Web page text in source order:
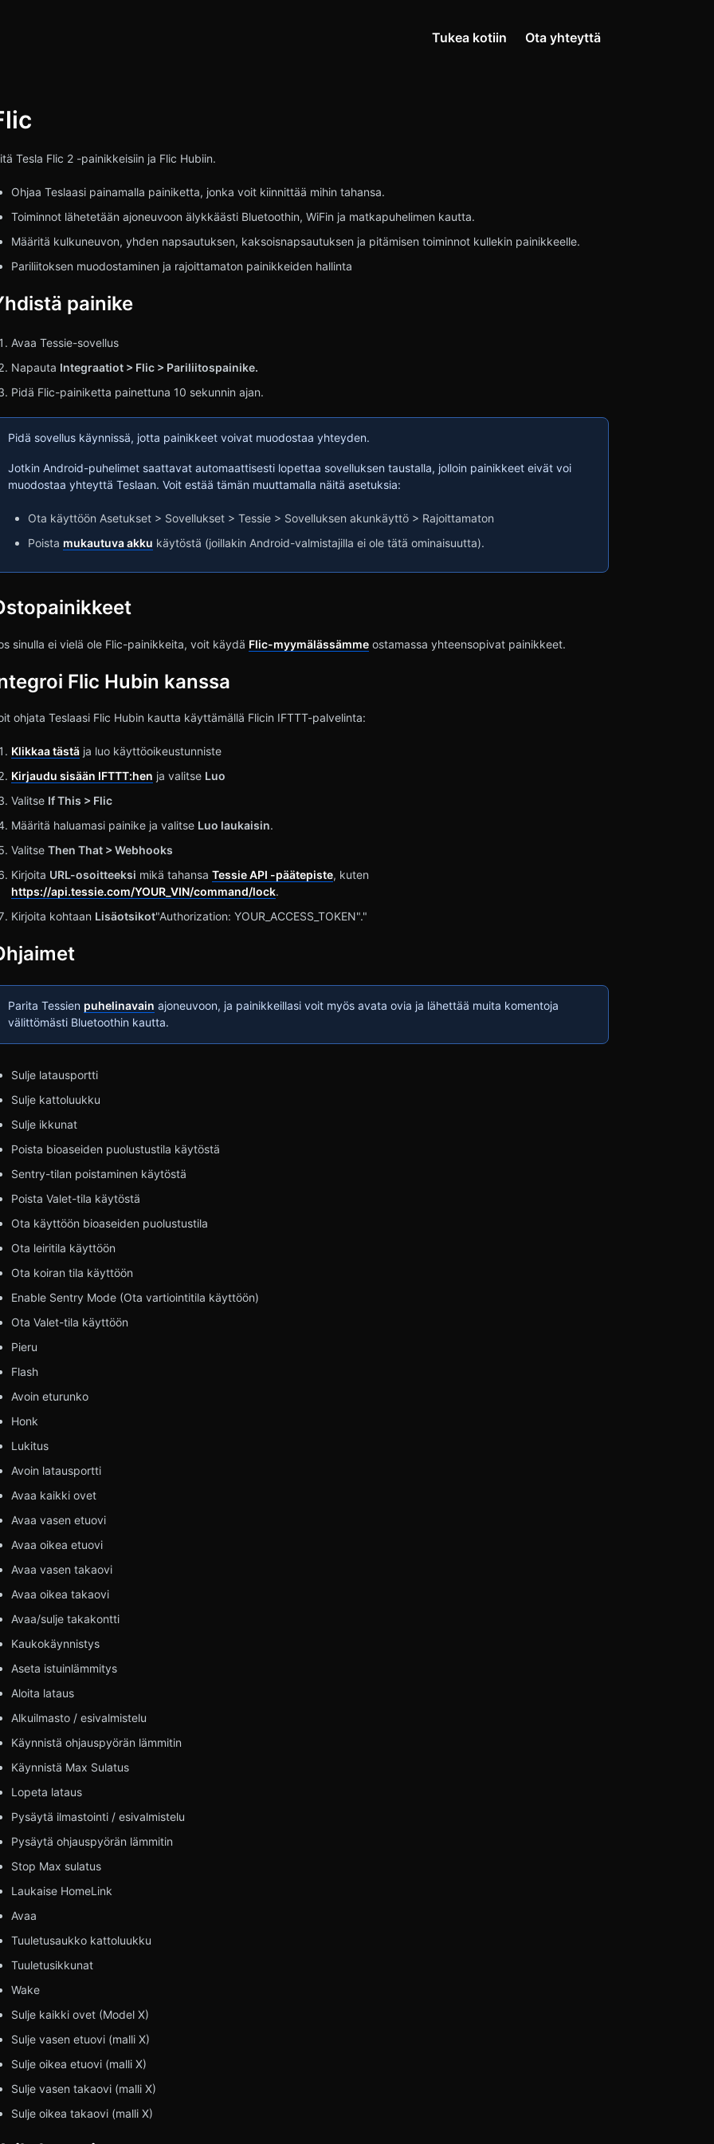
Tukea kotiin Ota yhteyttä
Tesla Flic 2 -painikkeisiin ja Flic Hubiin.
Ohjaa Teslaasi painamalla painiketta, jonka voit kiinnittää mihin tahansa.
Toiminnot lähetetään ajoneuvoon älykkäästi Bluetoothin, WiFin ja matkapuhelimen kautta.
Määritä kulkuneuvon, yhden napsautuksen, kaksoisnapsautuksen ja pitämisen toiminnot kullekin painikkeelle.
Pariliitoksen muodostaminen ja rajoittamaton painikkeiden hallinta
painike
Avaa Tessie-sovellus
Napauta Integraatiot > Flic > Pariliitospainike.
Pidä Flic-painiketta painettuna 10 sekunnin ajan.
Pidä sovellus käynnissä, jotta painikkeet voivat muodostaa yhteyden.
Jotkin Android-puhelimet saattavat automaattisesti lopettaa sovelluksen taustalla, jolloin painikkeet eivät voi
muodostaa yhteyttä Teslaan. Voit estää tämän muuttamalla näitä asetuksia:
Ota käyttöön Asetukset > Sovellukset > Tessie > Sovelluksen akunkäyttö > Rajoittamaton
Poista mukautuva akku käytöstä (joillakin Android-valmistajilla ei ole tätä ominaisuutta).
sinulla ei vielä ole Flic-painikkeita, voit käydä Flic-myymälässämmeostamassa yhteensopivat painikkeet.
Flic Hubin kanssa
ohjata Teslaasi Flic Hubin kautta käyttämällä Flicin IFTTT-palvelinta:
Klikkaa tästäja luo käyttöoikeustunniste
Kirjaudu sisään IFTTT:hen ja valitse Luo
Valitse If This > Flic
Määritä haluamasi painike ja valitse Luo laukaisin.
Valitse Then That > Webhooks
Kirjoita URL-osoitteeksi mikä tahansa Tessie API -päätepiste, kuten
https://api.tessie.com/YOUR_VIN/command/lock.
Kirjoita kohtaan Lisäotsikot"Authorization: YOUR_ACCESS_TOKEN"."
Parita Tessien puhelinavain ajoneuvoon, ja painikkeillasi voit myös avata ovia ja lähettää muita komentoja
välittömästi Bluetoothin kautta.
Sulje latausportti
Sulje kattoluukku
Sulje ikkunat
Poista bioaseiden puolustustila käytöstä
Sentry-tilan poistaminen käytöstä
Poista Valet-tila käytöstä
Ota käyttöön bioaseiden puolustustila
Ota leiritila käyttöön
Ota koiran tila käyttöön
Enable Sentry Mode (Ota vartiointitila käyttöön)
Ota Valet-tila käyttöön
Pieru
Flash
Avoin eturunko
Honk
Lukitus
Avoin latausportti
Avaa kaikki ovet
Avaa vasen etuovi
Avaa oikea etuovi
Avaa vasen takaovi
Avaa oikea takaovi
Avaa/sulje takakontti
Kaukokäynnistys
Aseta istuinlämmitys
Aloita lataus
Alkuilmasto / esivalmistelu
Käynnistä ohjauspyörän lämmitin
Käynnistä Max Sulatus
Lopeta lataus
Pysäytä ilmastointi / esivalmistelu
Pysäytä ohjauspyörän lämmitin
Stop Max sulatus
Laukaise HomeLink
Avaa
Tuuletusaukko kattoluukku
Tuuletusikkunat
Wake
Sulje kaikki ovet (Model X)
Sulje vasen etuovi (malli X)
Sulje oikea etuovi (malli X)
Sulje vasen takaovi (malli X)
Sulje oikea takaovi (malli X)